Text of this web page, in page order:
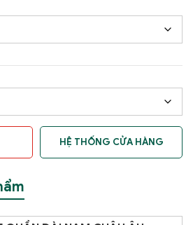
HỆ THỐNG CỬA HÀNG